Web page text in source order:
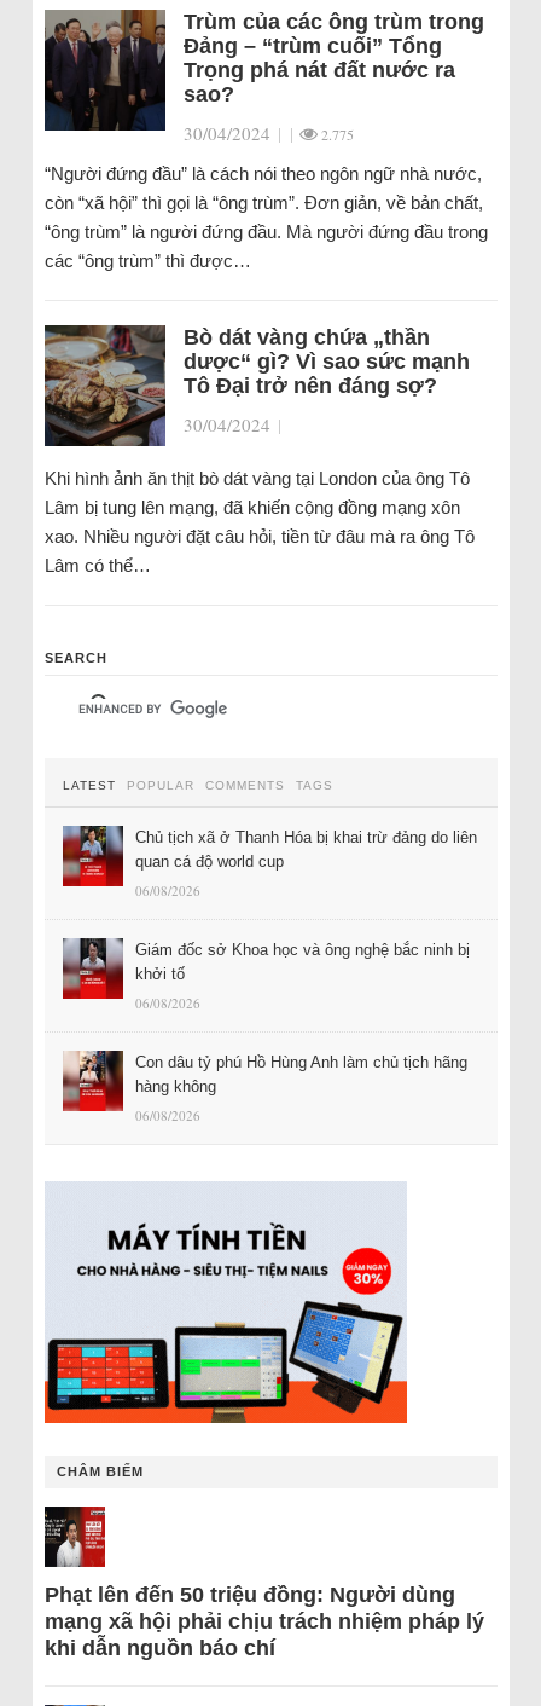
Trùm của các ông trùm trong
Đảng – “trùm cuối” Tổng
Trọng phá nát đất nước ra
sao?
30/04/2024 | | 2.775
“Người đứng đầu” là cách nói theo ngôn ngữ nhà nước,
còn “xã hội” thì gọi là “ông trùm”. Đơn giản, về bản chất,
“ông trùm” là người đứng đầu. Mà người đứng đầu trong
các “ông trùm” thì được…
Bò dát vàng chứa „thần
dược“ gì? Vì sao sức mạnh
Tô Đại trở nên đáng sợ?
30/04/2024 |
Khi hình ảnh ăn thịt bò dát vàng tại London của ông Tô
Lâm bị tung lên mạng, đã khiến cộng đồng mạng xôn
xao. Nhiều người đặt câu hỏi, tiền từ đâu mà ra ông Tô
Lâm có thể…
SEARCH
LATEST POPULAR COMMENTS TAGS
Chủ tịch xã ở Thanh Hóa bị khai trừ đảng do liên
quan cá độ world cup
06/08/2026
Giám đốc sở Khoa học và ông nghệ bắc ninh bị
khởi tố
06/08/2026
Con dâu tỷ phú Hồ Hùng Anh làm chủ tịch hãng
hàng không
06/08/2026
CHÂM BIẾM
Phạt lên đến 50 triệu đồng: Người dùng
mạng xã hội phải chịu trách nhiệm pháp lý
khi dẫn nguồn báo chí